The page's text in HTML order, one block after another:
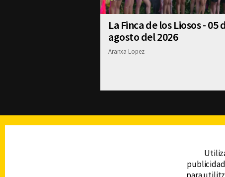
La Finca de los Liosos - 05
agosto del 2026
Aranxa Lopez
DERECHOS RESERVADOS © CANAL 6 2026